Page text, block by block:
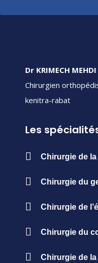
Dr KRIMECH
Chirurgien
kenitra-rabat
Les
Chirurgie de
Chirurgie du
Chirurgie de
Chirurgie du
Chirurgie de